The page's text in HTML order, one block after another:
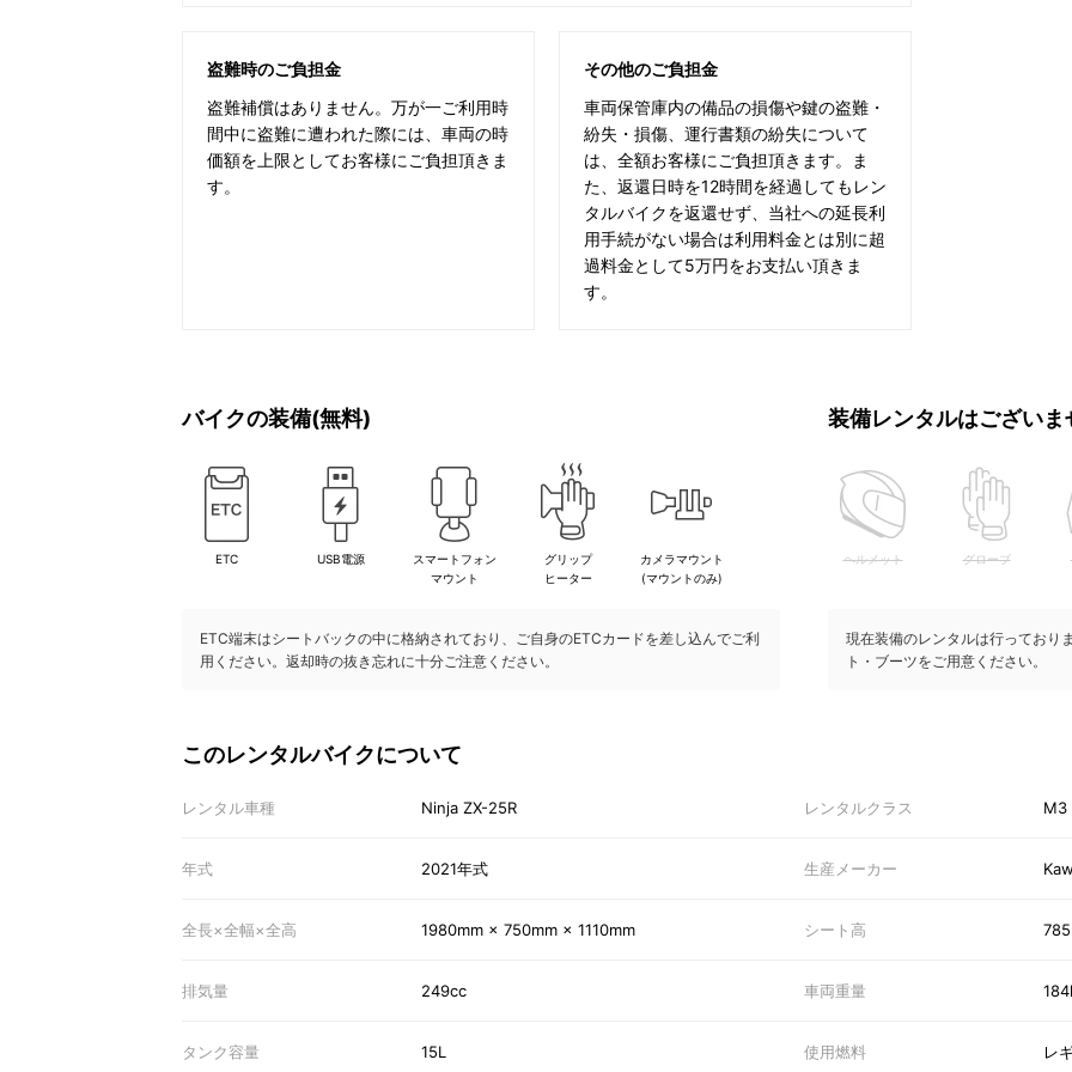
盗難時のご負担金
盗難補償はありません。万が一ご利用時
間中に盗難に遭われた際には、車両の時
価額を上限としてお客様にご負担頂きま
す。
その他のご負担金
車両保管庫内の備品の損傷や鍵の盗難・
紛失・損傷、運行書類の紛失について
は、全額お客様にご負担頂きます。ま
た、返還日時を12時間を経過してもレン
タルバイクを返還せず、当社への延長利
用手続がない場合は利用料金とは別に超
過料金として5万円をお支払い頂きま
す。
バイクの装備(無料)
ETC USB電源
スマートフォン
マウント
グリップ
ヒーター
カメラマウント
(マウントのみ)
ETC端末はシートバックの中に格納されており、ご自身のETCカードを差し込んでご利
用ください。返却時の抜き忘れに十分ご注意ください。
装備レンタルはございま
ヘルメット グローブ
現在装備のレンタルは行っており
ト・ブーツをご用意ください。
このレンタルバイクについて
レンタル車種 Ninja ZX-25R レンタルクラス M3
年式 2021年式 生産メーカー
全長×全幅×全高 1980mm × 750mm × 1110mm シート高
排気量 249cc 車両重量
タンク容量 15L 使用燃料 レ